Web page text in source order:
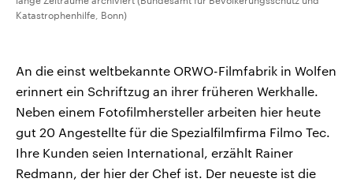
Katastrophenhilfe, Bonn)
An die einst weltbekannte ORWO-Filmfabrik in Wolfen
erinnert ein Schriftzug an ihrer früheren Werkhalle.
Neben einem Fotofilmhersteller arbeiten hier heute
gut 20 Angestellte für die Spezialfilmfirma Filmo Tec.
Ihre Kunden seien International, erzählt Rainer
Redmann, der hier der Chef ist. Der neueste ist die